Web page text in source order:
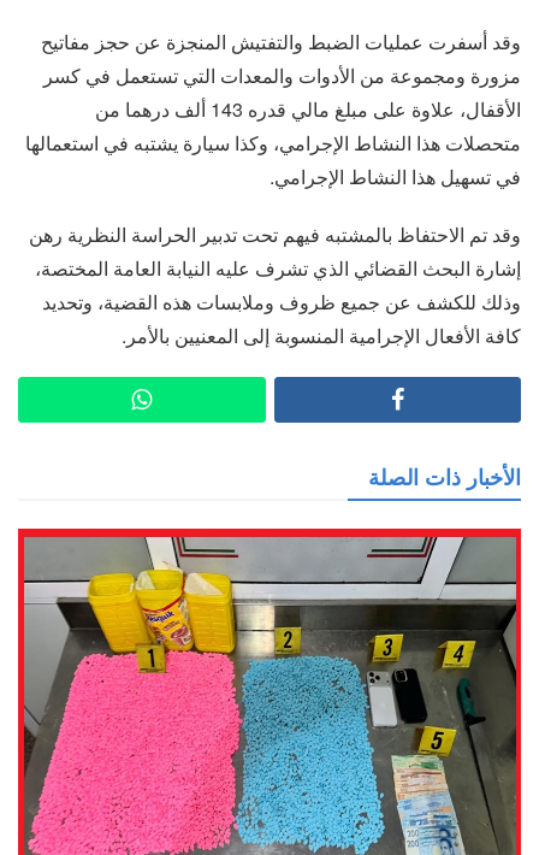
وقد أسفرت عمليات الضبط والتفتيش المنجزة عن حجز مفاتيح
مزورة ومجموعة من الأدوات والمعدات التي تستعمل في كسر
الأقفال، علاوة على مبلغ مالي قدره 143 ألف درهما من
متحصلات هذا النشاط الإجرامي، وكذا سيارة يشتبه في استعمالها
في تسهيل هذا النشاط الإجرامي.
وقد تم الاحتفاظ بالمشتبه فيهم تحت تدبير الحراسة النظرية رهن
إشارة البحث القضائي الذي تشرف عليه النيابة العامة المختصة،
وذلك للكشف عن جميع ظروف وملابسات هذه القضية، وتحديد
كافة الأفعال الإجرامية المنسوبة إلى المعنيين بالأمر.
الأخبار ذات الصلة